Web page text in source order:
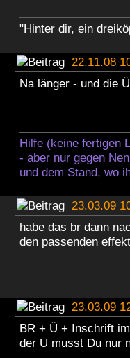
"Hinter dir, ein
22.11.08
Na länger - und die
Hilfe (keine fertigen
- aber nur gegen
und dem Stand, wo
23.03.09
habe das br dann
den passenden
23.03.09
BR + Ü + Inschrift
der U musst Du nur